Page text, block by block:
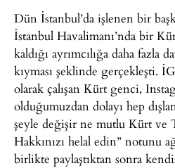
Dün İstanbul’da işlenen bir
İstanbul Havalimanı’nda bir
kaldığı ayrımcılığa daha fazla
kıyması şeklinde gerçekleşti.
olarak çalışan Kürt genci,
olduğumuzdan dolayı hep
şeyle değişir ne mutlu Kürt
Hakkınızı helal edin” notunu
birlikte paylaştıktan sonra